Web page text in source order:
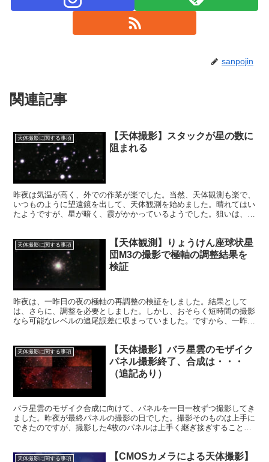
sanpojin
関連記事
天体撮影に関する事項
【天体撮影】スタックが星の数に
阻まれる
昨夜は気温が高く、外での作業が楽でした。当然、天体観測も楽で、
いつものように望遠鏡を出して、天体観測を始めました。晴れてはい
たようですが、星が暗く、霞がかかっているようでした。狙いは、天
天体撮影に関する事項
【天体観測】りょうけん座球状星
団M3の撮影で極軸の調整結果を
検証
昨夜は、一昨日の夜の極軸の再調整の検証をしました。結果として
は、さらに、調整を必要としました。しかし、おそらく短時間の撮影
なら可能なレベルの追尾誤差に収まっていました。ですから、一昨日
天体撮影に関する事項
【天体撮影】バラ星雲のモザイク
パネル撮影終了、合成は・・・
（追記あり）
バラ星雲のモザイク合成に向けて、パネルを一日一枚ずつ撮影してき
ました。昨夜が最終パネルの撮影の日でした。撮影そのものは上手に
できたのですが、撮影した4枚のパネルは上手く継ぎ接ぎすることが
天体撮影に関する事項
【CMOSカメラによる天体撮影】